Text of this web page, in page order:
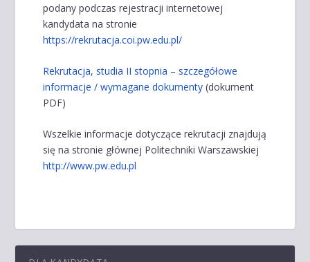
podany podczas rejestracji internetowej
kandydata na stronie
https://rekrutacja.coi.pw.edu.pl/
Rekrutacja, studia II stopnia – szczegółowe
informacje / wymagane dokumenty (dokument
PDF)
Wszelkie informacje dotyczące rekrutacji znajdują
się na stronie głównej Politechniki Warszawskiej
http://www.pw.edu.pl